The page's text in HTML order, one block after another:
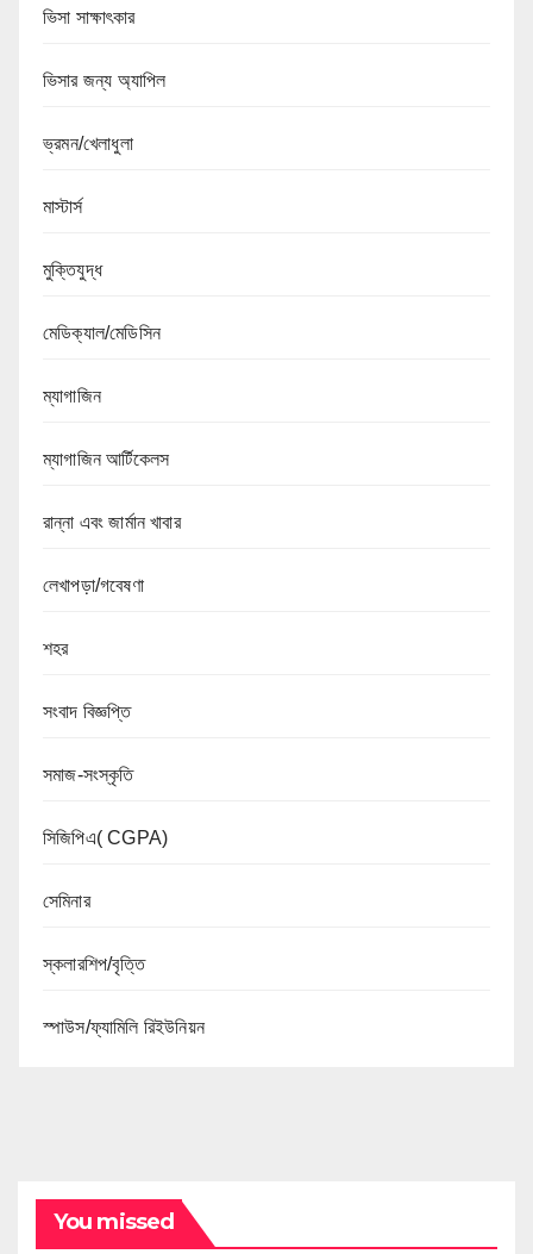
ভিসা সাক্ষাৎকার
ভিসার জন্য অ্যাপিল
ভ্রমন/খেলাধুলা
মাস্টার্স
মুক্তিযুদ্ধ
মেডিক্যাল/মেডিসিন
ম্যাগাজিন
ম্যাগাজিন আর্টিকেলস
রান্না এবং জার্মান খাবার
লেখাপড়া/গবেষণা
শহর
সংবাদ বিজ্ঞপ্তি
সমাজ-সংস্কৃতি
সিজিপিএ( CGPA)
সেমিনার
স্কলারশিপ/বৃত্তি
স্পাউস/ফ্যামিলি রিইউনিয়ন
You missed